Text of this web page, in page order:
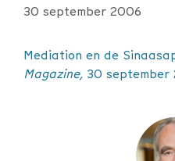
30 september 2006
Mediation en de
Magazine, 30 september